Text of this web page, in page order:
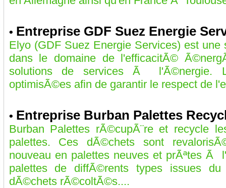
• Entreprise GDF Suez Energie
Elyo (GDF Suez Energie Services) est
dans le domaine de l'efficacitÃ©
solutions de services Ã l'Ã©nergie.
optimisÃ©es afin de garantir le respect de
• Entreprise Burban Palettes
Burban Palettes rÃ©cupÃ¨re et recycle
palettes. Ces dÃ©chets sont
nouveau en palettes neuves et prÃªtes Ã
palettes de diffÃ©rents types issues
dÃ©chets rÃ©coltÃ©s....